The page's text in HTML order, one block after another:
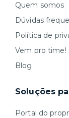
Quem somos
Dúvidas
Política de
Vem pro time!
Blog
Soluções
Portal do